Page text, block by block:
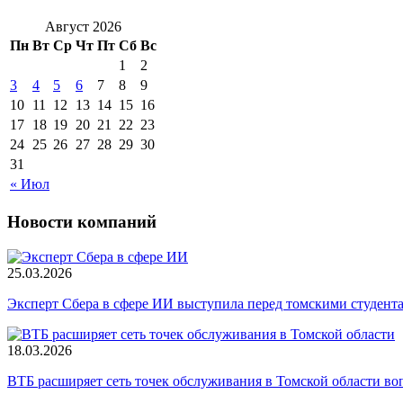
Август 2026
Пн Вт Ср Чт Пт Сб Вс
« Июл
1
2
3
4 5 6 7 8
9
10 11 12 13 14 15 16
17 18 19 20 21 22 23
24 25 26 27 28 29 30
31
Новости компаний
25.03.2026
Эксперт Сбера в сфере ИИ выступила перед томскими
18.03.2026
ВТБ расширяет сеть точек обслуживания в Томской области